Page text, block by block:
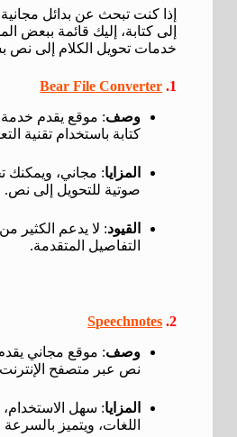
إذا كنت تبحث عن بدائل
إلى كتابة، إليك قائمة ببعض
خدمات تحويل الكلام إلى نص
1.
Bear File Converter
وصف: موقع يقدم
كتابة باستخدام تقنية
المزايا: مجاني، ويمكنك
صوتية للتحويل إلى نص.
القيود: لا يدعم الكثير
التفاصيل المتقدمة.
2.
Speechnotes
وصف: موقع مجاني
نص عبر متصفح
المزايا: سهل
اللغات، ويتميز بالسرعة